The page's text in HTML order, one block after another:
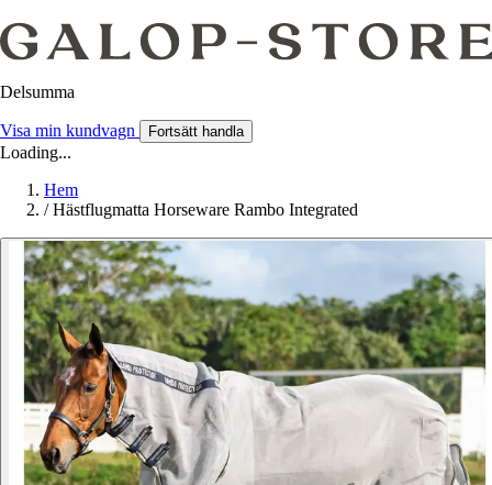
Delsumma
Visa min kundvagn Fortsätt handla
Loading...
Hem
/ Hästflugmatta Horseware Rambo Integrated